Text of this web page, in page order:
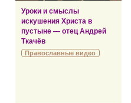
Уроки и смыслы
искушения Христа в
пустыне — отец Андрей
Ткачёв
Православные видео